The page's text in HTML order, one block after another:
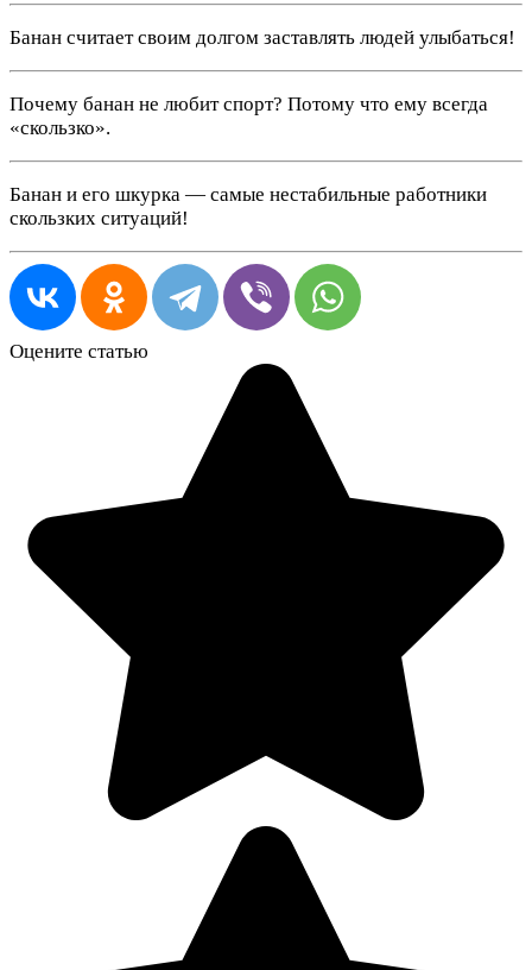
Банан считает своим долгом заставлять людей улыбаться!
Почему банан не любит спорт? Потому что ему всегда
«скользко».
Банан и его шкурка — самые нестабильные работники
скользких ситуаций!
Оцените статью